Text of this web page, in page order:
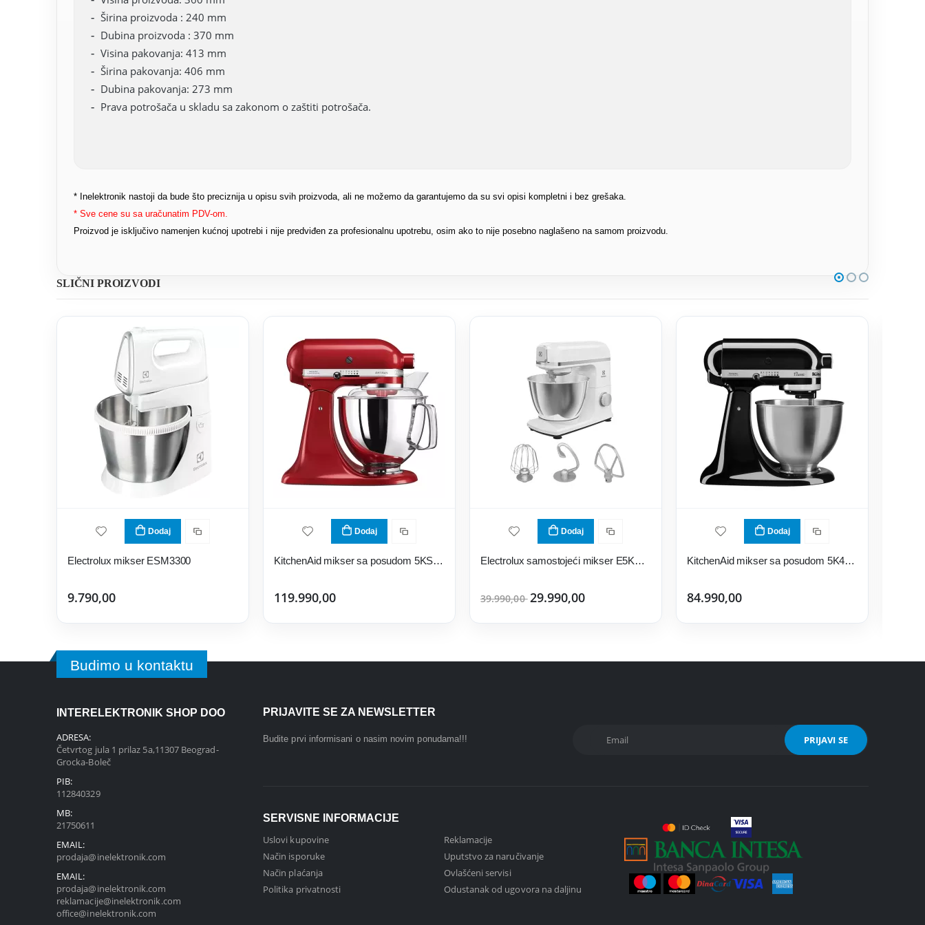
Širina proizvoda : 240 mm
Dubina proizvoda : 370 mm
Visina pakovanja: 413 mm
Širina pakovanja: 406 mm
Dubina pakovanja: 273 mm
Prava potrošača u skladu sa zakonom o zaštiti potrošača.
* Inelektronik nastoji da bude što preciznija u opisu svih proizvoda, ali ne možemo da garantujemo da su svi opisi kompletni i bez grešaka.
* Sve cene su sa uračunatim PDV-om.
Proizvod je isključivo namenjen kućnoj upotrebi i nije predviđen za profesionalnu upotrebu, osim ako to nije posebno naglašeno na samom proizvodu.
SLIČNI PROIZVODI
Dodaj
Electrolux mikser ESM3300
9.790,00
Dodaj
KitchenAid mikser sa posudom 5KSM175PSEER
119.990,00
Dodaj
Electrolux samostojeći mikser E5KM1-4SWB
39.990,0029.990,00
Dodaj
KitchenAid mikser sa posudom 5K45SSEOB
84.990,00
Budimo u kontaktu
INTERELEKTRONIK SHOP DOO
ADRESA:
Četvrtog jula 1 prilaz 5a,11307 Beograd-
Grocka-Boleč
PIB:
112840329
MB:
21750611
EMAIL:
prodaja@inelektronik.com
EMAIL:
prodaja@inelektronik.com
reklamacije@inelektronik.com
office@inelektronik.com
PRIJAVITE SE ZA NEWSLETTER
Budite prvi informisani o nasim novim ponudama!!!
SERVISNE INFORMACIJE
Uslovi kupovine
Način isporuke
Način plaćanja
Politika privatnosti
Reklamacije
Uputstvo za naručivanje
Ovlašćeni servisi
Odustanak od ugovora na daljinu